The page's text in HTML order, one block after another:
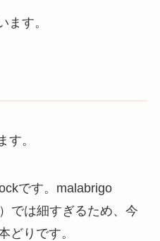
ます。
す。
です。malabrigo
では細すぎるため、今
どりです。